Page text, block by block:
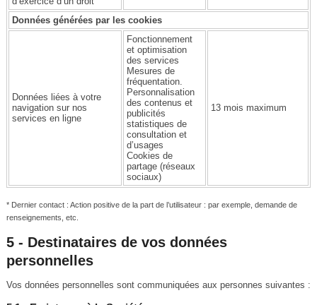
Données générées par les cookies
Données liées à votre
navigation sur nos
services en ligne
Fonctionnement
et optimisation
des services
Mesures de
fréquentation.
Personnalisation
des contenus et
publicités
statistiques de
consultation et
d’usages
Cookies de
partage (réseaux
sociaux)
13 mois maximum
* Dernier contact : Action positive de la part de l’utilisateur : par exemple, demande de
renseignements, etc.
5 - Destinataires de vos données
personnelles
Vos données personnelles sont communiquées aux personnes suivantes :